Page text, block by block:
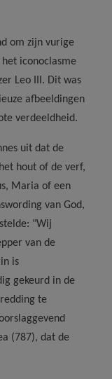
om zijn vurige
iconoclasme
Leo III. Dit was
afbeeldingen
verdeeldheid.
uit dat de
hout of de verf,
Maria of een
van God,
"Wij
van de
is
gekeurd in de
te
(787), dat de